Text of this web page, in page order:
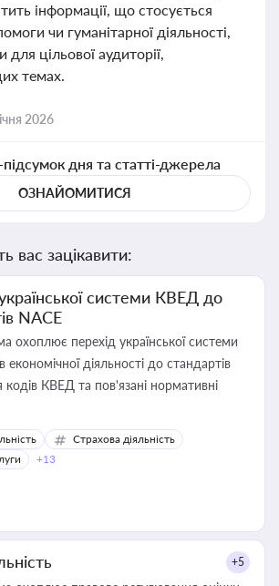
інформації, що стосується
чи гуманітарної діяльності,
цільової аудиторії,
темах.
2026
дня та статті-джерела
ОЗНАЙОМИТИСЯ
вас зацікавити:
системи КВЕД до
NACE
охоплює перехід української системи
економічної діяльності до стандартів
кодів КВЕД та пов'язані нормативні
Страхова діяльність
+13
+5